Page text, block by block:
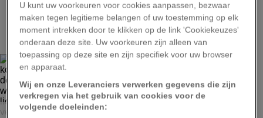
3
NASA, ESA AND H.E. BOND STSCI
U kunt uw voorkeuren voor cookies aanpassen, bezwaar
maken tegen legitieme belangen of uw toestemming op elk
moment intrekken door te klikken op de link 'Cookiekeuzes'
onderaan deze site. Uw voorkeuren zijn alleen van
toepassing op deze site en zijn specifiek voor uw browser
en apparaat.
Wij en onze Leveranciers verwerken gegevens die zijn
verkregen via het gebruik van cookies voor de
volgende doeleinden: